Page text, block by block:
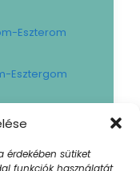
érdekében sütiket
funkciók használatát
Eszterom
Esztergom